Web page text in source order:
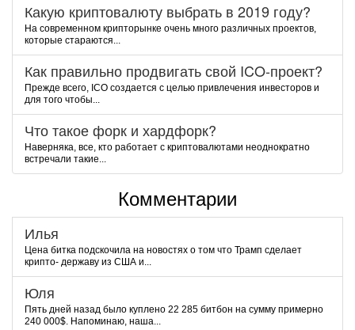
Какую криптовалюту выбрать в 2019 году?
На современном крипторынке очень много различных проектов,
которые стараются...
Как правильно продвигать свой ICO-проект?
Прежде всего, ICO создается с целью привлечения инвесторов и
для того чтобы...
Что такое форк и хардфорк?
Наверняка, все, кто работает с криптовалютами неоднократно
встречали такие...
Комментарии
Илья
Цена битка подскочила на новостях о том что Трамп сделает
крипто- державу из США и...
Юля
Пять дней назад было куплено 22 285 битбон на сумму примерно
240 000$. Напоминаю, наша...